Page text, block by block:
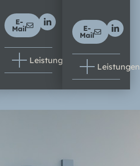
E-
Mail
Leistungen
E-
Mail
Leistungen